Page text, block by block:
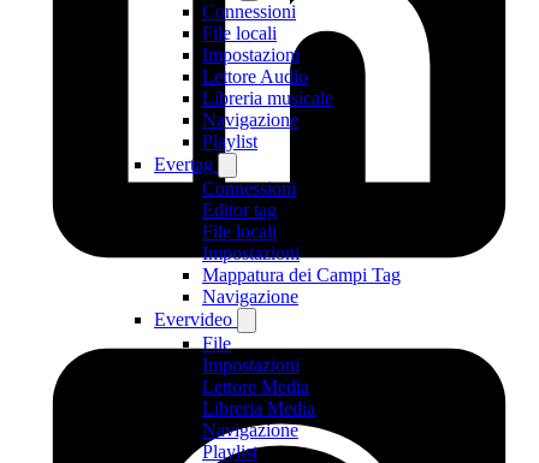
Connessioni
File locali
Impostazioni
Lettore Audio
Libreria musicale
Navigazione
Playlist
Evertag
Connessioni
Editor tag
File locali
Impostazioni
Mappatura dei Campi Tag
Navigazione
Evervideo
File
Impostazioni
Lettore Media
Libreria Media
Navigazione
Playlist